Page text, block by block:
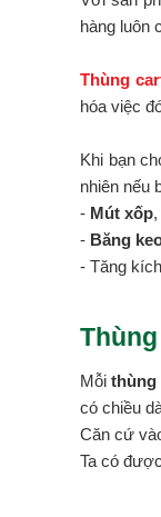
hàng luôn
Thùng
hóa việc
Khi bạn
nhiên nếu
- Mút xốp,
- Băng
- Tăng
Mỗithùng
có chiều
Căn cứ
Ta có